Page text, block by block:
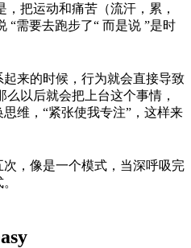
把运动和痛苦（流汗，累，
“需要去跑步了“ 而是说 ”是时
来的时候，行为就会直接导致
以后就会把上台这个事情，
维，“紧张使我专注”，这样来
，像是一个模式，当深呼吸完